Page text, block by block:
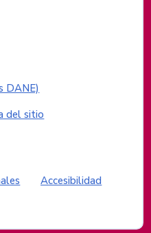
DANE)
del sitio
Accesibilidad